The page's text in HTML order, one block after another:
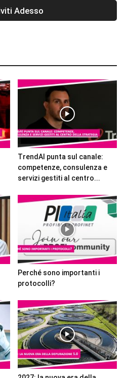
TrendAI punta sul canale:
competenze, consulenza e
servizi gestiti al centro...
Perché sono importanti i
protocolli?